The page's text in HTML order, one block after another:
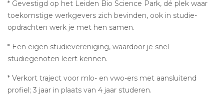
* Gevestigd op het Leiden Bio Science Park, dé plek waar
toekomstige werkgevers zich bevinden, ook in studie-
opdrachten werk je met hen samen.
* Een eigen studievereniging, waardoor je snel
studiegenoten leert kennen.
* Verkort traject voor mlo- en vwo-ers met aansluitend
profiel; 3 jaar in plaats van 4 jaar studeren.